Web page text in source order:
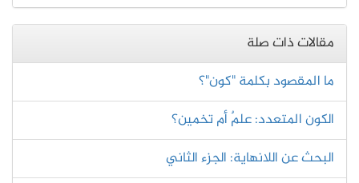
مقالات ذات صلة
ما المقصود بكلمة "كون"؟
الكون المتعدد: علمٌ أم تخمين؟
البحث عن اللانهاية: الجزء الثاني